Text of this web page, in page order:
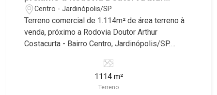
Costacurta - Jardinópolis/SP.
Centro - Jardinópolis/SP
Terreno comercial de 1.114m² de área terreno à
venda, próximo a Rodovia Doutor Arthur
Costacurta - Bairro Centro, Jardinópolis/SP.
Martinelli Imobiliária selecionou para você: -
1.114m² de área terreno - Plano Martinelli
Imobiliária, referência no mercado imobiliário
1114 m²
Terreno